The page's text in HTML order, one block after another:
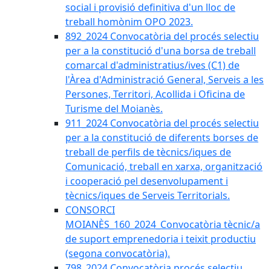
social i provisió definitiva d'un lloc de
treball homònim OPO 2023.
892_2024 Convocatòria del procés selectiu
per a la constitució d'una borsa de treball
comarcal d'administratius/ives (C1) de
l'Àrea d'Administració General, Serveis a les
Persones, Territori, Acollida i Oficina de
Turisme del Moianès.
911_2024 Convocatòria del procés selectiu
per a la constitució de diferents borses de
treball de perfils de tècnics/iques de
Comunicació, treball en xarxa, organització
i cooperació pel desenvolupament i
tècnics/iques de Serveis Territorials.
CONSORCI
MOIANÈS_160_2024_Convocatòria tècnic/a
de suport emprenedoria i teixit productiu
(segona convocatòria).